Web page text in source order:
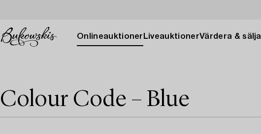
Onlineauktioner LiveauktionerVärdera & sälja
Colour Code – Blue